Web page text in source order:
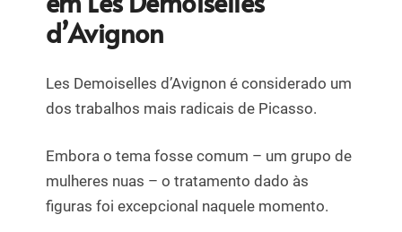
d’Avignon
Les Demoiselles d’Avignon é considerado um
dos trabalhos mais radicais de Picasso.
Embora o tema fosse comum – um grupo de
mulheres nuas – o tratamento dado às
figuras foi excepcional naquele momento.